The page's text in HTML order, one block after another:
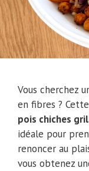
Vous cherchez
en fibres ? Cette
pois chiches
idéale pour
renoncer au
vous obtenez